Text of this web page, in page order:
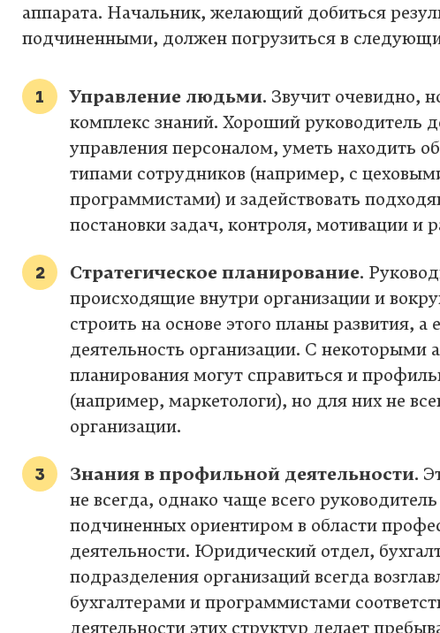
аппарата. Начальник, желающий добиться
подчиненными, должен погрузиться в
Управление людьми. Звучит очевидно,
комплекс знаний. Хороший руководитель
управления персоналом, уметь находить
типами сотрудников (например, с
программистами) и задействовать
постановки задач, контроля, мотивации и
Стратегическое планирование.
происходящие внутри организации и
строить на основе этого планы развития,
деятельность организации. С некоторыми
планирования могут справиться и
(например, маркетологи), но для них не
организации.
Знания в профильной деятельности.
не всегда, однако чаще всего
подчиненных ориентиром в области
деятельности. Юридический отдел,
подразделения организаций всегда
бухгалтерами и программистами
деятельности этих структур делает